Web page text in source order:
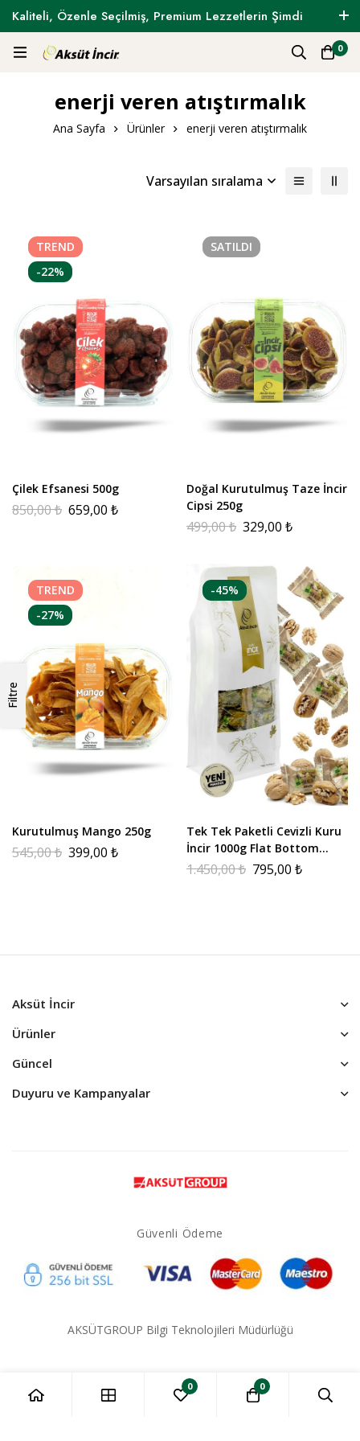
Kaliteli, Özenle Seçilmiş, Premium Lezzetlerin Şimdi
Tam Zamanı !
0
enerji veren atıştırmalık
Ana Sayfa Ürünler enerji veren atıştırmalık
Filtre
Varsayılan sıralama
TREND
-22%
Çilek Efsanesi 500g
850,00₺ 659,00 ₺
SATILDI
Doğal Kurutulmuş Taze İncir
Cipsi 250g
499,00₺ 329,00 ₺
TREND
-27%
Kurutulmuş Mango 250g
545,00₺ 399,00 ₺
-45%
Tek Tek Paketli Cevizli Kuru
İncir 1000g Flat Bottom
Paket
1.450,00₺ 795,00 ₺
Aksüt İncir
Ürünler
Güncel
Duyuru ve Kampanyalar
Güvenli Ödeme
AKSÜTGROUP Bilgi Teknolojileri Müdürlüğü
0 0